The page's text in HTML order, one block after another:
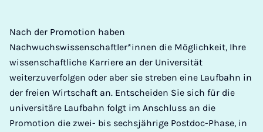
Nach der Promotion haben
Nachwuchswissenschaftler*innen die Möglichkeit, Ihre
wissenschaftliche Karriere an der Universität
weiterzuverfolgen oder aber sie streben eine Laufbahn in
der freien Wirtschaft an. Entscheiden Sie sich für die
universitäre Laufbahn folgt im Anschluss an die
Promotion die zwei- bis sechsjährige Postdoc-Phase, in